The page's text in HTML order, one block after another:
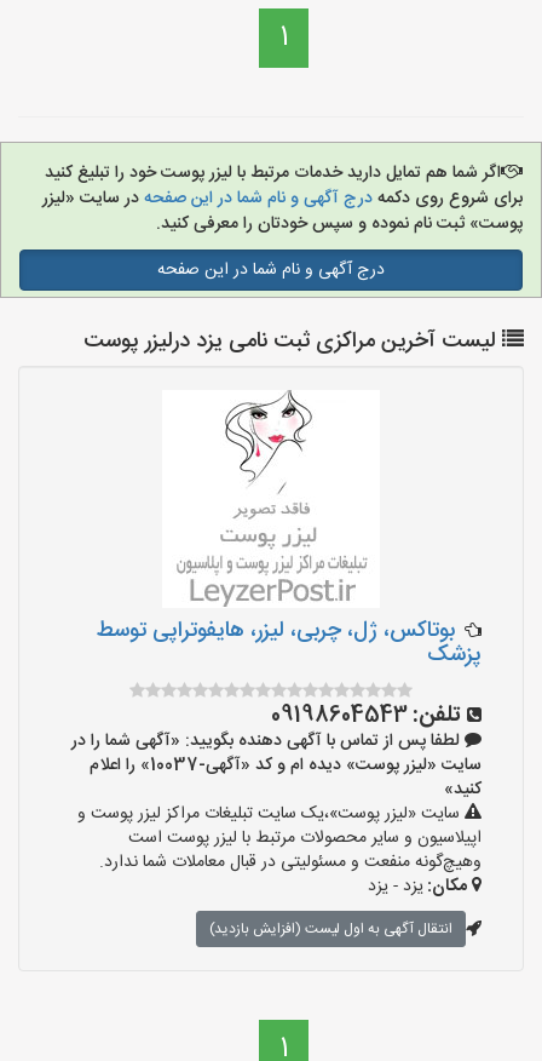
1
اگر شما هم تمایل دارید خدمات مرتبط با لیزر پوست خود را تبلیغ کنید
برای شروع روی دکمهدرج آگهی و نام شما در این صفحهدر سایت «لیزر
پوست» ثبت نام نموده و سپس خودتان را معرفی کنید.
درج آگهی و نام شما در این صفحه
لیست آخرین مراکزی ثبت نامی یزد درلیزر پوست
بوتاکس، ژل، چربی، لیزر، هایفوتراپی توسط
پزشک
تلفن:09198604543
لطفا پس از تماس با آگهی دهنده بگویید: «آگهی شما را در
سایت «لیزر پوست» دیده ام و کد «آگهی-10037» را اعلام
کنید»
سایت «لیزر پوست»،یک سایت تبلیغات مراکز لیزر پوست و
اپیلاسیون و سایر محصولات مرتبط با لیزر پوست است
وهیچ‌گونه منفعت و مسئولیتی در قبال معاملات شما ندارد.
مکان:یزد - یزد
انتقال آگهی به اول لیست (افزایش بازدید)
1